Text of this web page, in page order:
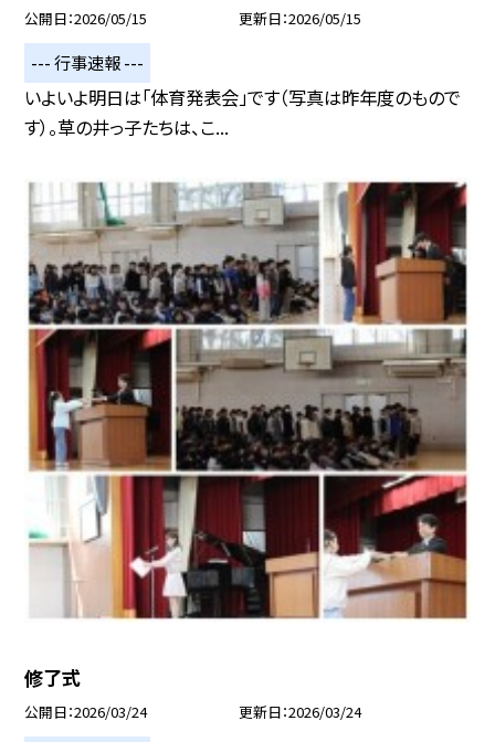
公開日 2026/05/15 更新日 2026/05/15
--- 行事速報 ---
いよいよ明日は「体育発表会」です（写真は昨年度のもので
す）。草の井っ子たちは、こ...
修了式
公開日 2026/03/24 更新日 2026/03/24